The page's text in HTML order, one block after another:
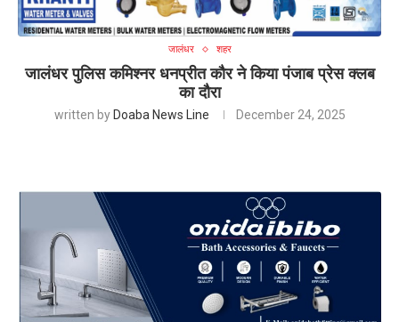
जालंधर शहर
जालंधर पुलिस कमिश्नर धनप्रीत कौर ने किया पंजाब प्रेस क्लब
का दौरा
written by Doaba News Line December 24, 2025